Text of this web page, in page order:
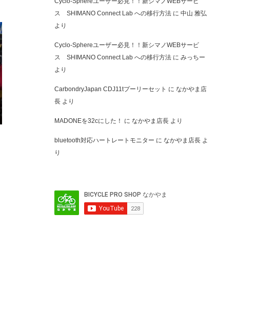
ス SHIMANO Connect Lab への移行方法 に 中山 雅弘
より
Cyclo-Sphereユーザー必見！！新シマノWEBサービ
ス SHIMANO Connect Lab への移行方法 に みっちー
より
CarbondryJapan CDJ11tプーリーセット に なかやま店
長 より
MADONEを32cにした！ に なかやま店長 より
bluetooth対応ハートレートモニター に なかやま店長 よ
り